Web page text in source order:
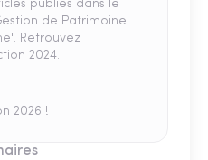
publiés dans le
de Patrimoine
Retrouvez
2024.
2026 !